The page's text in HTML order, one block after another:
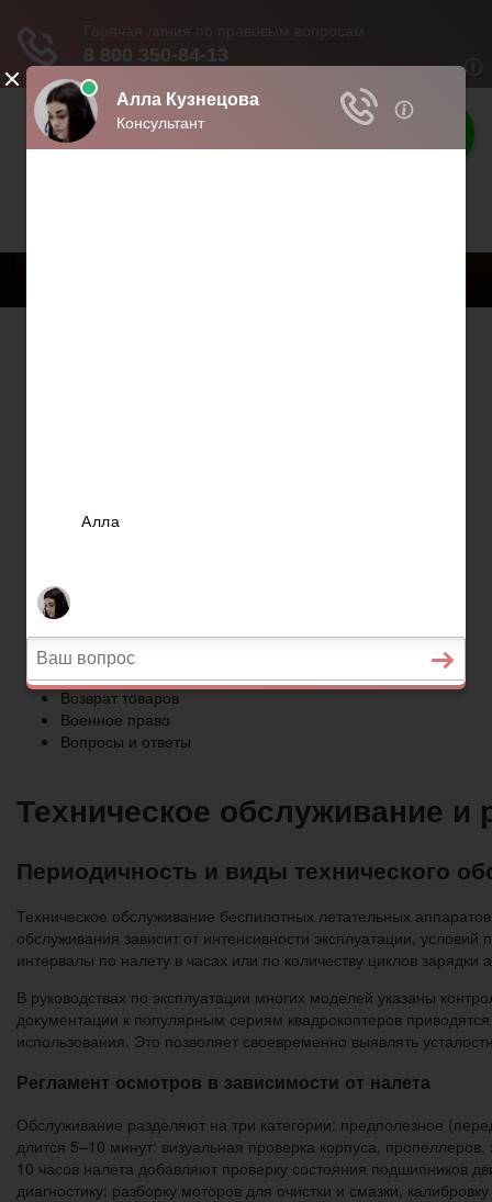
Твои права
Военное право
Главная
Страхование
Гражданство
Возврат товаров
Военное право
Вопросы и ответы
Техническое обслуживание
Периодичность и виды технического
Техническое обслуживание беспилотных летательных
обслуживания зависит от интенсивности эксплуатации,
интервалы по налету в часах или по количеству циклов
В руководствах по эксплуатации многих моделей указаны
документации к популярным сериям квадрокоптеров
использования. Это позволяет своевременно выявлять
Регламент осмотров в зависимости от налета
Обслуживание разделяют на три категории: предполезное
длится 5–10 минут: визуальная проверка корпуса,
10 часов налета добавляют проверку состояния подшипников
диагностику: разборку моторов для очистки и смазки,